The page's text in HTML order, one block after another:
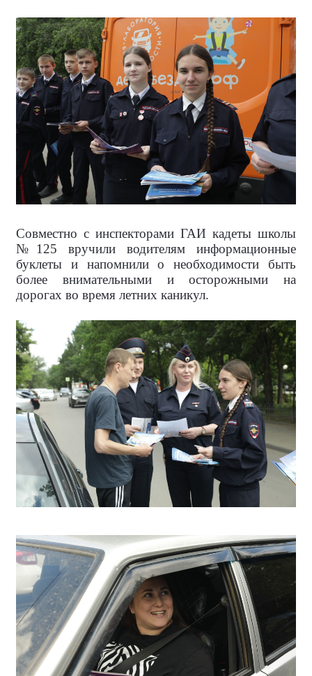
Совместно с инспекторами ГАИ кадеты школы
№125 вручили водителям информационные
буклеты и напомнили о необходимости быть
более внимательными и осторожными на
дорогах во время летних каникул.